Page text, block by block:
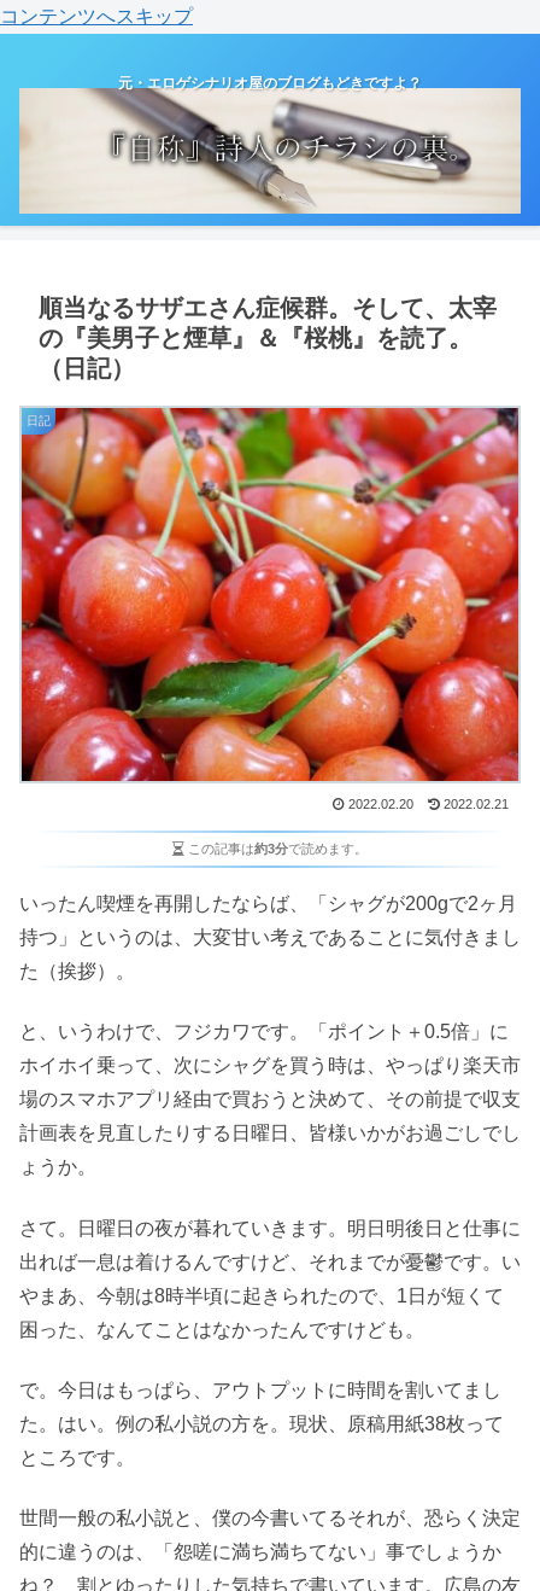
コンテンツへスキップ
元・エロゲシナリオ屋のブログもどきですよ？
順当なるサザエさん症候群。そして、太宰
の『美男子と煙草』＆『桜桃』を読了。
（日記）
日記
2022.02.20 2022.02.21
この記事は約3分で読めます。
いったん喫煙を再開したならば、「シャグが200gで2ヶ月
持つ」というのは、大変甘い考えであることに気付きまし
た（挨拶）。
と、いうわけで、フジカワです。「ポイント＋0.5倍」に
ホイホイ乗って、次にシャグを買う時は、やっぱり楽天市
場のスマホアプリ経由で買おうと決めて、その前提で収支
計画表を見直したりする日曜日、皆様いかがお過ごしでし
ょうか。
さて。日曜日の夜が暮れていきます。明日明後日と仕事に
出れば一息は着けるんですけど、それまでが憂鬱です。い
やまあ、今朝は8時半頃に起きられたので、1日が短くて
困った、なんてことはなかったんですけども。
で。今日はもっぱら、アウトプットに時間を割いてまし
た。はい。例の私小説の方を。現状、原稿用紙38枚って
ところです。
世間一般の私小説と、僕の今書いてるそれが、恐らく決定
的に違うのは、「怨嗟に満ち満ちてない」事でしょうか
ね？ 割とゆったりした気持ちで書いています。広島の友